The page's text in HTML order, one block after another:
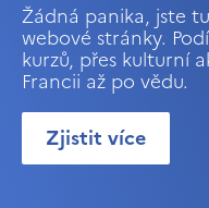
Žádná panika, jste
webové stránky.
kurzů, přes kulturní
Francii až po vědu.
Zjistit více